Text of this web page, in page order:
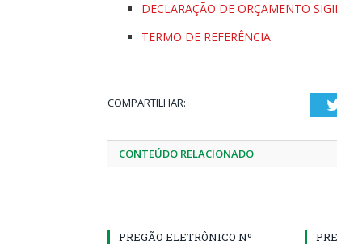
DECLARAÇÃO DE ORÇAMENTO
TERMO DE REFERÊNCIA
COMPARTILHAR:
CONTEÚDO RELACIONADO
PREGÃO ELETRÔNICO Nº